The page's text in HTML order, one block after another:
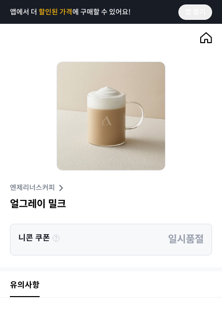
앱에서 더 할인된 가격에 구매할 수 있어요!
엔제리너스커피
얼그레이 밀크
니콘 쿠폰 일시품절
유의사항